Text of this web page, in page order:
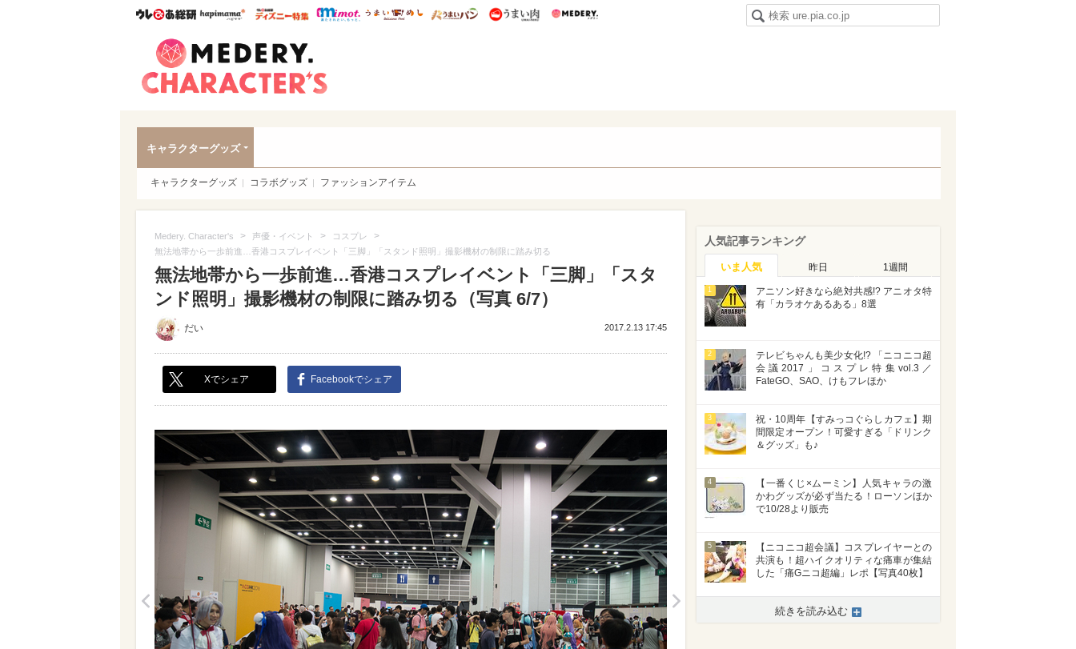
ウレぴあ総研ハピママ* ウレぴあ総研 ディズニー特集
mimot. うまいめし うまいパン うまい肉
キャラクターグッズ
キャラクターグッズ コラボグッズ ファッションアイテム
Medery. Character's > 声優・イベント > コスプレ >
無法地帯から一歩前進…香港コスプレイベント「三脚」「スタンド照明」撮影機材の制限に踏み切る
無法地帯から一歩前進…香港コスプレイベント「三脚」「スタ
ンド照明」撮影機材の制限に踏み切る（写真 6/7）
だい 2017.2.13 17:45
Xでシェア Facebookでシェア
>
人気記事ランキング
いま人気 昨日 1週間
1
アニソン好きなら絶対共感!? アニオタ特
有「カラオケあるある」8選
2
テレビちゃんも美少女化!? 「ニコニコ超
会議2017」コスプレ特集vol.3／
FateGO、SAO、けもフレほか
3
祝・10周年【すみっコぐらしカフェ】期
間限定オープン！可愛すぎる「ドリンク
＆グッズ」も♪
4
【一番くじ×ムーミン】人気キャラの激
かわグッズが必ず当たる！ローソンほか
で10/28より販売
5
【ニコニコ超会議】コスプレイヤーとの
共演も！超ハイクオリティな痛車が集結
した「痛Gニコ超編」レポ【写真40枚】
続きを読み込む